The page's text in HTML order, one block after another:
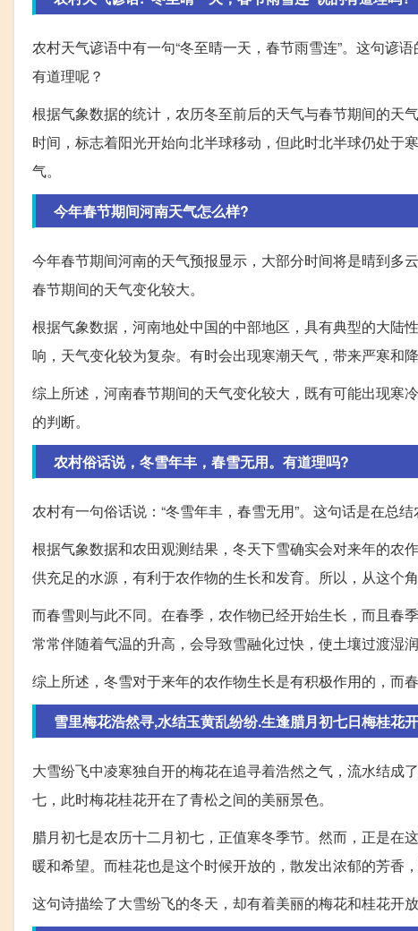
农村天气谚语中有一句“冬至晴一天，春节雨雪连”。这句谚
有道理呢？
根据气象数据的统计，农历冬至前后的天气与春节期间的天
时间，标志着阳光开始向北半球移动，但此时北半球仍处于
气。
今年春节期间河南天气怎么样?
今年春节期间河南的天气预报显示，大部分时间将是晴到多
春节期间的天气变化较大。
根据气象数据，河南地处中国的中部地区，具有典型的大陆
响，天气变化较为复杂。有时会出现寒潮天气，带来严寒和
综上所述，河南春节期间的天气变化较大，既有可能出现寒
的判断。
农村俗话说，冬雪年丰，春雪无用。有道理吗?
农村有一句俗话说：“冬雪年丰，春雪无用”。这句话是在总
根据气象数据和农田观测结果，冬天下雪确实会对来年的农
供充足的水源，有利于农作物的生长和发育。所以，从这个
而春雪则与此不同。在春季，农作物已经开始生长，而且春
常常伴随着气温的升高，会导致雪融化过快，使土壤过渡湿
综上所述，冬雪对于来年的农作物生长是有积极作用的，而
雪里梅花浩然寻,水结玉黄乱纷纷.生逢腊月初七日梅桂花
大雪纷飞中凌寒独自开的梅花在追寻着浩然之气，流水结成
七，此时梅花桂花开在了青松之间的美丽景色。
腊月初七是农历十二月初七，正值寒冬季节。然而，正是在
暖和希望。而桂花也是这个时候开放的，散发出浓郁的芳香
这句诗描绘了大雪纷飞的冬天，却有着美丽的梅花和桂花开